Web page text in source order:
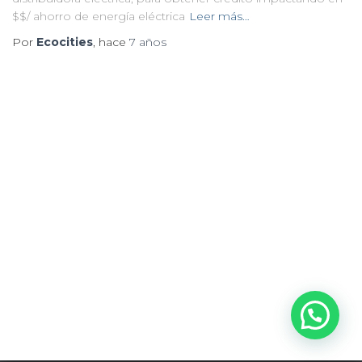
$$/ ahorro de energía eléctrica Leer más…
Por Ecocities, hace 7 años